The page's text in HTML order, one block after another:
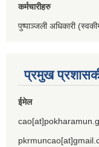
कर्मचारीहरु
पुष्पाञ्जली अधिकारी
प्रमुख
ईमेल